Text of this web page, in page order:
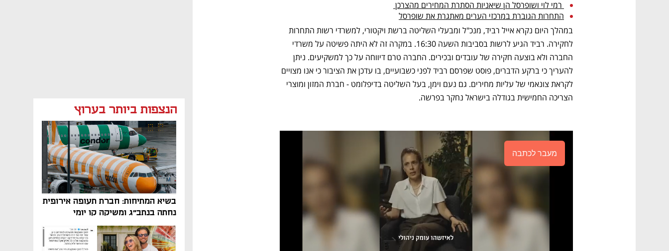
הנצפות ביותר בערוץ
בשיא המתיחות: חברת תעופה אירופית
נחתה בנתב"ג ומשיקה קו יומי
התחרות הגוברת במרכזי הערים מאתגרת את שופרסל
הצריכה החמישית בגודלה בישראל נחקר בפרשה.
מעבר לכתבה